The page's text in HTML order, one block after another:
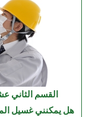
القسم الثاني
هل يمكنني غسيل